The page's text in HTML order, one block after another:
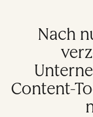
Nach
Content-